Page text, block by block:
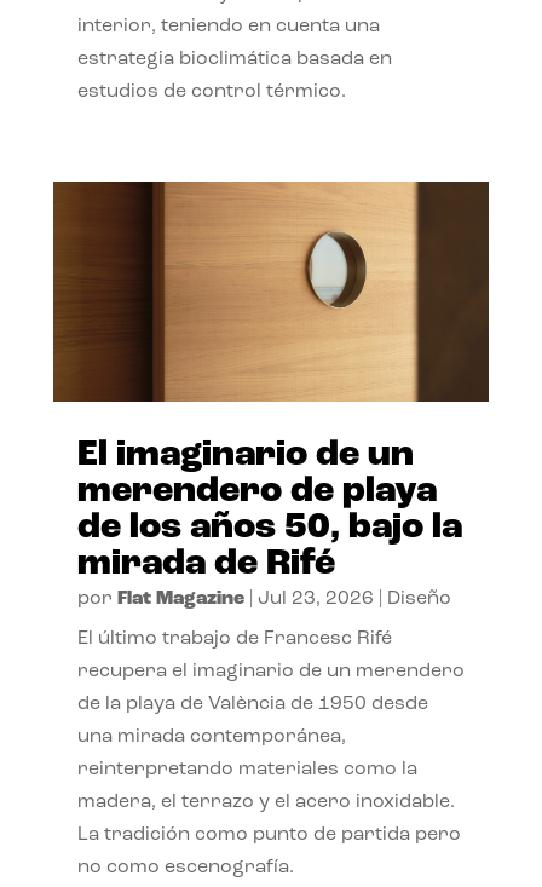
interior, teniendo en cuenta una
estrategia bioclimática basada en
estudios de control térmico.
El imaginario de un
merendero de playa
de los años 50, bajo la
mirada de Rifé
por Flat Magazine| Jul 23, 2026 Diseño
El último trabajo de Francesc Rifé
recupera el imaginario de un merendero
de la playa de València de 1950 desde
una mirada contemporánea,
reinterpretando materiales como la
madera, el terrazo y el acero inoxidable.
La tradición como punto de partida pero
no como escenografía.